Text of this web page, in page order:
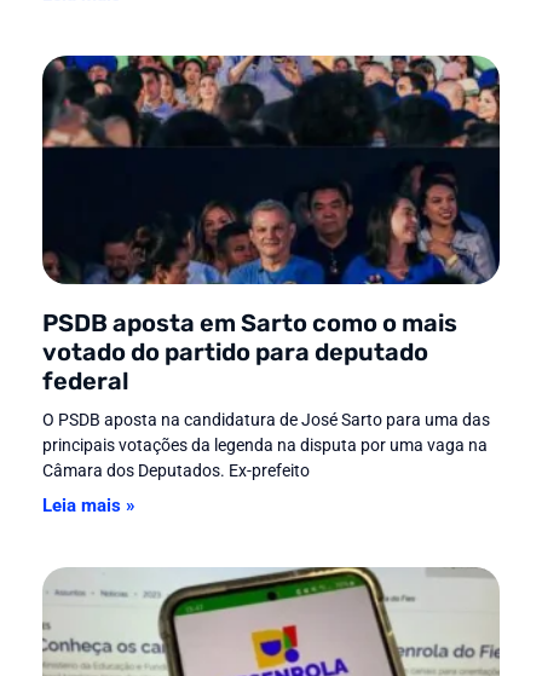
PSDB aposta em Sarto como o mais
votado do partido para deputado
federal
O PSDB aposta na candidatura de José Sarto para uma das
principais votações da legenda na disputa por uma vaga na
Câmara dos Deputados. Ex-prefeito
Leia mais »